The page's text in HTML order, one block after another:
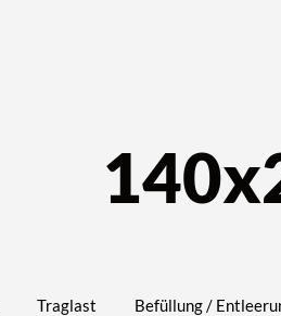
Traglast Befüllung /